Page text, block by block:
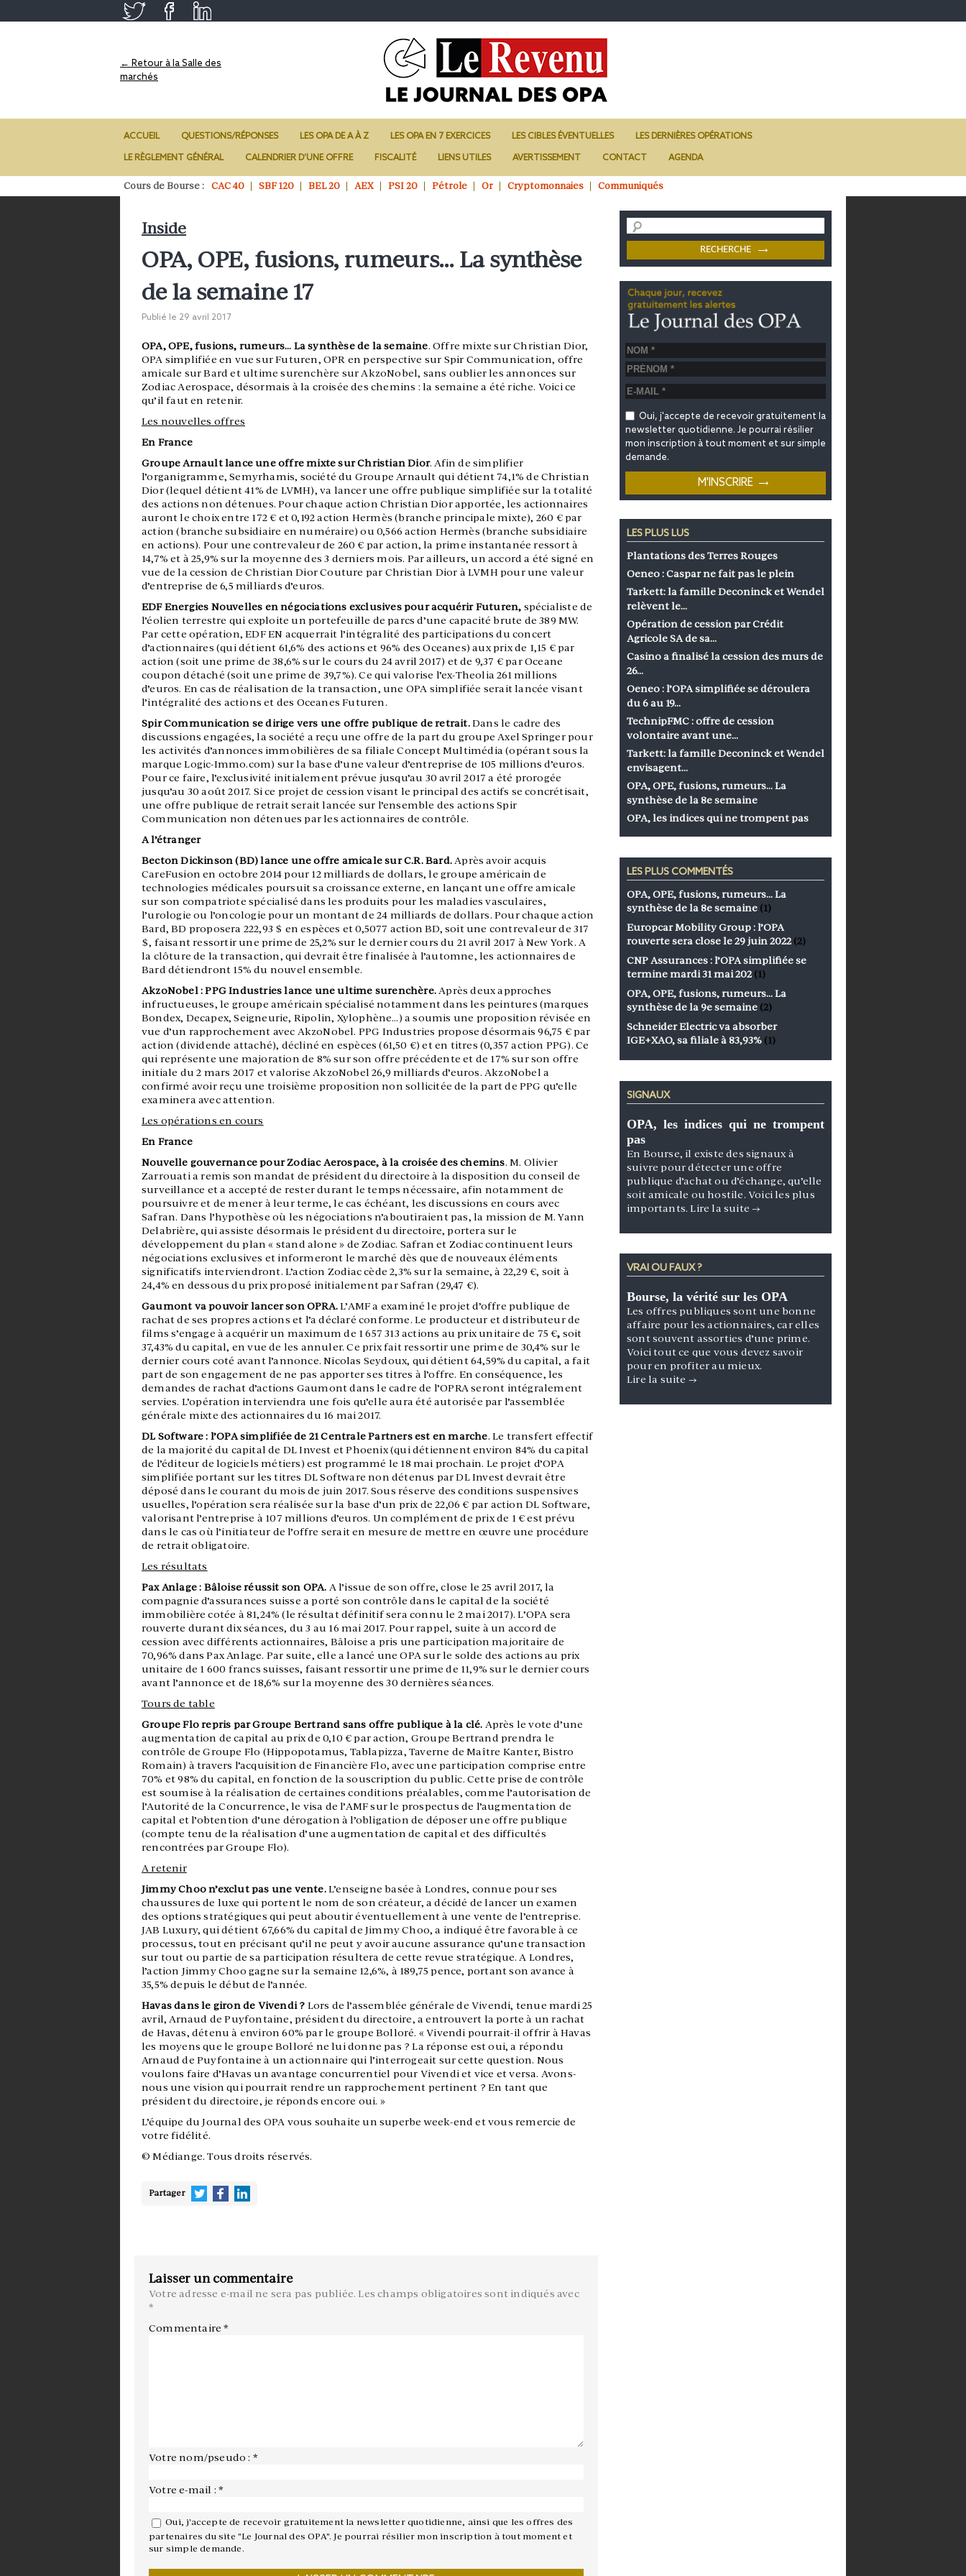
← Retour à la Salle des
marchés
ACCUEIL QUESTIONS/RÉPONSES LES OPA DE A À Z LES OPA EN 7 EXERCICES LES CIBLES ÉVENTUELLES LES DERNIÈRES OPÉRATIONS
LE RÈGLEMENT GÉNÉRAL CALENDRIER D’UNE OFFRE FISCALITÉ LIENS UTILES AVERTISSEMENT CONTACT AGENDA
Cours de Bourse : CAC 40 SBF 120 BEL 20 AEX PSI 20 Pétrole Or Cryptomonnaies Communiqués
Inside
OPA, OPE, fusions, rumeurs… La synthèse
de la semaine 17
Publié le 29 avril 2017
OPA, OPE, fusions, rumeurs… La synthèse de la semaine. Offre mixte sur Christian Dior,
OPA simplifiée en vue sur Futuren, OPR en perspective sur Spir Communication, offre
amicale sur Bard et ultime surenchère sur AkzoNobel, sans oublier les annonces sur
Zodiac Aerospace, désormais à la croisée des chemins : la semaine a été riche. Voici ce
qu’il faut en retenir.
Les nouvelles offres
En France
Groupe Arnault lance une offre mixte sur Christian Dior. Afin de simplifier
l’organigramme, Semyrhamis, société du Groupe Arnault qui détient 74,1% de Christian
Dior (lequel détient 41% de LVMH), va lancer une offre publique simplifiée sur la totalité
des actions non détenues. Pour chaque action Christian Dior apportée, les actionnaires
auront le choix entre 172 € et 0,192 action Hermès (branche principale mixte), 260 € par
action (branche subsidiaire en numéraire) ou 0,566 action Hermès (branche subsidiaire
en actions). Pour une contrevaleur de 260 € par action, la prime instantanée ressort à
14,7% et à 25,9% sur la moyenne des 3 derniers mois. Par ailleurs, un accord a été signé en
vue de la cession de Christian Dior Couture par Christian Dior à LVMH pour une valeur
d’entreprise de 6,5 milliards d’euros.
EDF Energies Nouvelles en négociations exclusives pour acquérir Futuren, spécialiste de
l’éolien terrestre qui exploite un portefeuille de parcs d’une capacité brute de 389 MW.
Par cette opération, EDF EN acquerrait l’intégralité des participations du concert
d’actionnaires (qui détient 61,6% des actions et 96% des Oceanes) aux prix de 1,15 € par
action (soit une prime de 38,6% sur le cours du 24 avril 2017) et de 9,37 € par Oceane
coupon détaché (soit une prime de 39,7%). Ce qui valorise l’ex-Theolia 261 millions
d’euros. En cas de réalisation de la transaction, une OPA simplifiée serait lancée visant
l’intégralité des actions et des Oceanes Futuren.
Spir Communication se dirige vers une offre publique de retrait.Dans le cadre des
discussions engagées, la société a reçu une offre de la part du groupe Axel Springer pour
les activités d’annonces immobilières de sa filiale Concept Multimédia (opérant sous la
marque Logic-Immo.com) sur la base d’une valeur d’entreprise de 105 millions d’euros.
Pour ce faire, l’exclusivité initialement prévue jusqu’au 30 avril 2017 a été prorogée
jusqu’au 30 août 2017. Si ce projet de cession visant le principal des actifs se concrétisait,
une offre publique de retrait serait lancée sur l’ensemble des actions Spir
Communication non détenues par les actionnaires de contrôle.
A l’étranger
Becton Dickinson (BD) lance une offre amicale sur C.R. Bard. Après avoir acquis
CareFusion en octobre 2014 pour 12 milliards de dollars, le groupe américain de
technologies médicales poursuit sa croissance externe, en lançant une offre amicale
sur son compatriote spécialisé dans les produits pour les maladies vasculaires,
l’urologie ou l’oncologie pour un montant de 24 milliards de dollars. Pour chaque action
Bard, BD proposera 222,93 $ en espèces et 0,5077 action BD, soit une contrevaleur de 317
$, faisant ressortir une prime de 25,2% sur le dernier cours du 21 avril 2017 à New York. A
la clôture de la transaction, qui devrait être finalisée à l’automne, les actionnaires de
Bard détiendront 15% du nouvel ensemble.
AkzoNobel : PPG Industries lance une ultime surenchère. Après deux approches
infructueuses, le groupe américain spécialisé notamment dans les peintures (marques
Bondex, Decapex, Seigneurie, Ripolin, Xylophène…) a soumis une proposition révisée en
vue d’un rapprochement avec AkzoNobel. PPG Industries propose désormais 96,75 € par
action (dividende attaché), décliné en espèces (61,50 €) et en titres (0,357 action PPG). Ce
qui représente une majoration de 8% sur son offre précédente et de 17% sur son offre
initiale du 2 mars 2017 et valorise AkzoNobel 26,9 milliards d’euros. AkzoNobel a
confirmé avoir reçu une troisième proposition non sollicitée de la part de PPG qu’elle
examinera avec attention.
Les opérations en cours
En France
Nouvelle gouvernance pour Zodiac Aerospace, à la croisée des chemins. M. Olivier
Zarrouati a remis son mandat de président du directoire à la disposition du conseil de
surveillance et a accepté de rester durant le temps nécessaire, afin notamment de
poursuivre et de mener à leur terme, le cas échéant, les discussions en cours avec
Safran. Dans l’hypothèse où les négociations n’aboutiraient pas, la mission de M. Yann
Delabrière, qui assiste désormais le président du directoire, portera sur le
développement du plan « stand alone » de Zodiac. Safran et Zodiac continuent leurs
négociations exclusives et informeront le marché dès que de nouveaux éléments
significatifs interviendront. L’action Zodiac cède 2,3% sur la semaine, à 22,29 €, soit à
24,4% en dessous du prix proposé initialement par Safran (29,47 €).
Gaumont va pouvoir lancer son OPRA.L’AMF a examiné le projet d’offre publique de
rachat de ses propres actions et l’a déclaré conforme. Le producteur et distributeur de
films s’engage à acquérir un maximum de 1 657 313 actions au prix unitaire de 75 €, soit
37,43% du capital, en vue de les annuler. Ce prix fait ressortir une prime de 30,4% sur le
dernier cours coté avant l’annonce. Nicolas Seydoux, qui détient 64,59% du capital, a fait
part de son engagement de ne pas apporter ses titres à l’offre. En conséquence, les
demandes de rachat d’actions Gaumont dans le cadre de l’OPRA seront intégralement
servies. L’opération interviendra une fois qu’elle aura été autorisée par l’assemblée
générale mixte des actionnaires du 16 mai 2017.
DL Software : l’OPA simplifiée de 21 Centrale Partners est en marche. Le transfert effectif
de la majorité du capital de DL Invest et Phoenix (qui détiennent environ 84% du capital
de l’éditeur de logiciels métiers) est programmé le 18 mai prochain. Le projet d’OPA
simplifiée portant sur les titres DL Software non détenus par DL Invest devrait être
déposé dans le courant du mois de juin 2017. Sous réserve des conditions suspensives
usuelles, l’opération sera réalisée sur la base d’un prix de 22,06 € par action DL Software,
valorisant l’entreprise à 107 millions d’euros. Un complément de prix de 1 € est prévu
dans le cas où l’initiateur de l’offre serait en mesure de mettre en œuvre une procédure
de retrait obligatoire.
Les résultats
Pax Anlage : Bâloise réussit son OPA. A l’issue de son offre, close le 25 avril 2017, la
compagnie d’assurances suisse a porté son contrôle dans le capital de la société
immobilière cotée à 81,24% (le résultat définitif sera connu le 2 mai 2017). L’OPA sera
rouverte durant dix séances, du 3 au 16 mai 2017. Pour rappel, suite à un accord de
cession avec différents actionnaires, Bâloise a pris une participation majoritaire de
70,96% dans Pax Anlage. Par suite, elle a lancé une OPA sur le solde des actions au prix
unitaire de 1 600 francs suisses, faisant ressortir une prime de 11,9% sur le dernier cours
avant l’annonce et de 18,6% sur la moyenne des 30 dernières séances.
Tours de table
Groupe Flo repris par Groupe Bertrand sans offre publique à la clé. Après le vote d’une
augmentation de capital au prix de 0,10 € par action, Groupe Bertrand prendra le
contrôle de Groupe Flo (Hippopotamus, Tablapizza, Taverne de Maître Kanter, Bistro
Romain) à travers l’acquisition de Financière Flo, avec une participation comprise entre
70% et 98% du capital, en fonction de la souscription du public. Cette prise de contrôle
est soumise à la réalisation de certaines conditions préalables, comme l’autorisation de
l’Autorité de la Concurrence, le visa de l’AMF sur le prospectus de l’augmentation de
capital et l’obtention d’une dérogation à l’obligation de déposer une offre publique
(compte tenu de la réalisation d’une augmentation de capital et des difficultés
rencontrées par Groupe Flo).
A retenir
Jimmy Choo n’exclut pas une vente.L’enseigne basée à Londres, connue pour ses
chaussures de luxe qui portent le nom de son créateur, a décidé de lancer un examen
des options stratégiques qui peut aboutir éventuellement à une vente de l’entreprise.
JAB Luxury, qui détient 67,66% du capital de Jimmy Choo, a indiqué être favorable à ce
processus, tout en précisant qu’il ne peut y avoir aucune assurance qu’une transaction
sur tout ou partie de sa participation résultera de cette revue stratégique. A Londres,
l’action Jimmy Choo gagne sur la semaine 12,6%, à 189,75 pence, portant son avance à
35,5% depuis le début de l’année.
Havas dans le giron de Vivendi ? Lors de l’assemblée générale de Vivendi, tenue mardi 25
avril, Arnaud de Puyfontaine, président du directoire, a entrouvert la porte à un rachat
de Havas, détenu à environ 60% par le groupe Bolloré. « Vivendi pourrait-il offrir à Havas
les moyens que le groupe Bolloré ne lui donne pas ? La réponse est oui, a répondu
Arnaud de Puyfontaine à un actionnaire qui l’interrogeait sur cette question. Nous
voulons faire d’Havas un avantage concurrentiel pour Vivendi et vice et versa. Avons-
nous une vision qui pourrait rendre un rapprochement pertinent ? En tant que
président du directoire, je réponds encore oui. »
L’équipe du Journal des OPA vous souhaite un superbe week-end et vous remercie de
votre fidélité.
© Médiange. Tous droits réservés.
Partager
Laisser un commentaire
Votre adresse e-mail ne sera pas publiée. Les champs obligatoires sont indiqués avec
*
Commentaire*
Votre nom/pseudo : *
Votre e-mail : *
Oui, j'accepte de recevoir gratuitement la newsletter quotidienne, ainsi que les offres des
partenaires du site "Le Journal des OPA". Je pourrai résilier mon inscription à tout moment et
sur simple demande.
Oui, j'accepte de recevoir gratuitement la
newsletter quotidienne. Je pourrai résilier
mon inscription à tout moment et sur simple
demande.
LES PLUS LUS
Plantations des Terres Rouges
Oeneo : Caspar ne fait pas le plein
Tarkett: la famille Deconinck et Wendel
relèvent le…
Opération de cession par Crédit
Agricole SA de sa…
Casino a finalisé la cession des murs de
26…
Oeneo : l’OPA simplifiée se déroulera
du 6 au 19…
TechnipFMC : offre de cession
volontaire avant une…
Tarkett: la famille Deconinck et Wendel
envisagent…
OPA, OPE, fusions, rumeurs… La
synthèse de la 8e semaine
OPA, les indices qui ne trompent pas
LES PLUS COMMENTÉS
OPA, OPE, fusions, rumeurs… La
synthèse de la 8e semaine (1)
Europcar Mobility Group : l’OPA
rouverte sera close le 29 juin 2022 (2)
CNP Assurances : l’OPA simplifiée se
termine mardi 31 mai 202 (1)
OPA, OPE, fusions, rumeurs… La
synthèse de la 9e semaine (2)
Schneider Electric va absorber
IGE+XAO, sa filiale à 83,93% (1)
SIGNAUX
OPA, les indices qui ne trompent
pas
En Bourse, il existe des signaux à
suivre pour détecter une offre
publique d’achat ou d’échange, qu’elle
soit amicale ou hostile. Voici les plus
importants.Lire la suite →
VRAI OU FAUX ?
Bourse, la vérité sur les OPA
Les offres publiques sont une bonne
affaire pour les actionnaires, car elles
sont souvent assorties d’une prime.
Voici tout ce que vous devez savoir
pour en profiter au mieux.
Lire la suite →